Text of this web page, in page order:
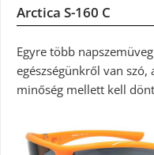
Arctica S-160 C
Egyre több
egészségünkről van
minőség mellett kell